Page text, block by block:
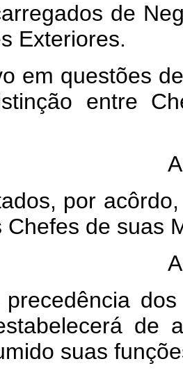
de
Exteriores.
questões de
entre
por acôrdo,
Chefes de suas
dos
de
suas